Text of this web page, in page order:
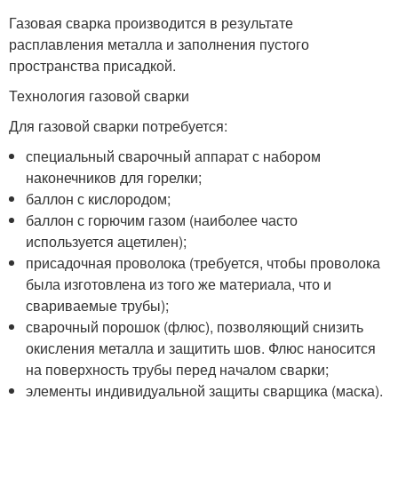
Газовая сварка производится в результате
расплавления металла и заполнения пустого
пространства присадкой.
Технология газовой сварки
Для газовой сварки потребуется:
специальный сварочный аппарат с набором
наконечников для горелки;
баллон с кислородом;
баллон с горючим газом (наиболее часто
используется ацетилен);
присадочная проволока (требуется, чтобы проволока
была изготовлена из того же материала, что и
свариваемые трубы);
сварочный порошок (флюс), позволяющий снизить
окисления металла и защитить шов. Флюс наносится
на поверхность трубы перед началом сварки;
элементы индивидуальной защиты сварщика (маска).